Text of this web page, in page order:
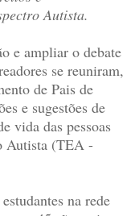
Autista.
e ampliar o debate
se reuniram,
de Pais de
e sugestões de
vida das pessoas
Autista (TEA -
na rede